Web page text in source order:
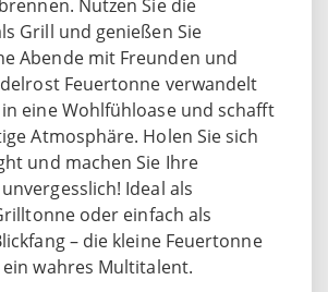
Nutzen Sie die
Grill und genießen Sie
Abende mit Freunden und
Feuertonne verwandelt
eine Wohlfühloase und schafft
Atmosphäre. Holen Sie sich
und machen Sie Ihre
Ideal als
oder einfach als
– die kleine Feuertonne
wahres Multitalent.